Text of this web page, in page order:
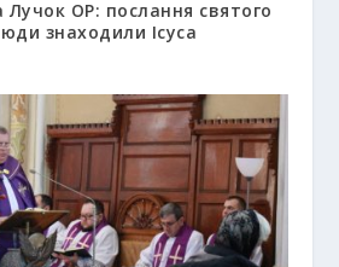
OP: послання святого
знаходили Ісуса